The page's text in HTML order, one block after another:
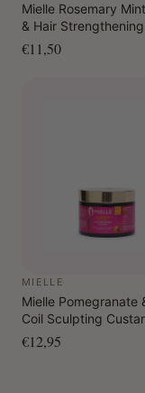
Mielle Rosemary
& Hair
ml
€11,50
MIELLE
Mielle Pomegranate
Coil Sculpting
gr.
€12,95